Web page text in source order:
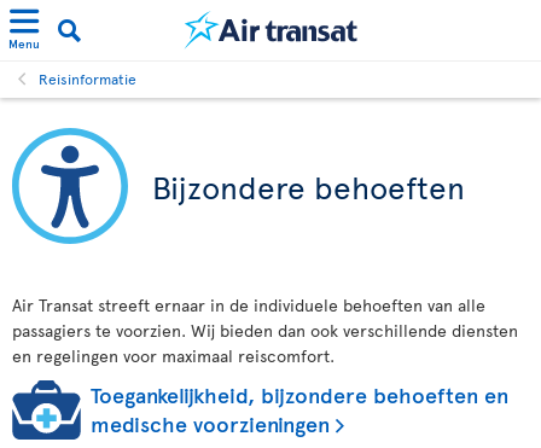
Menu
Reisinformatie
Bijzondere behoeften
Air Transat streeft ernaar in de individuele behoeften van alle
passagiers te voorzien. Wij bieden dan ook verschillende diensten
en regelingen voor maximaal reiscomfort.
Toegankelijkheid, bijzondere behoeften en
medische voorzieningen